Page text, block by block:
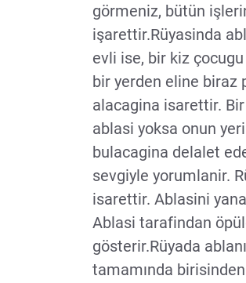
görmeniz, bütün
işarettir.Rüyasinda
evli ise, bir kiz
bir yerden eline biraz
alacagina isarettir.
ablasi yoksa onun
bulacagina delalet
sevgiyle yorumlanir.
isarettir. Ablasini
Ablasi tarafindan
gösterir.Rüyada
tamamında